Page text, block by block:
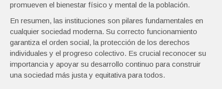
promueven el bienestar físico y mental de la población.
En resumen, las instituciones son pilares fundamentales en
cualquier sociedad moderna. Su correcto funcionamiento
garantiza el orden social, la protección de los derechos
individuales y el progreso colectivo. Es crucial reconocer su
importancia y apoyar su desarrollo continuo para construir
una sociedad más justa y equitativa para todos.